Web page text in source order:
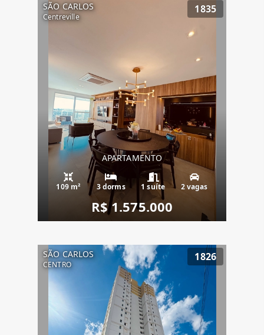
SÃO CARLOS
Centreville
1835
APARTAMENTO
109 m² 3 dorms 1 suíte 2 vagas
R$ 1.575.000
SÃO CARLOS
CENTRO
1826